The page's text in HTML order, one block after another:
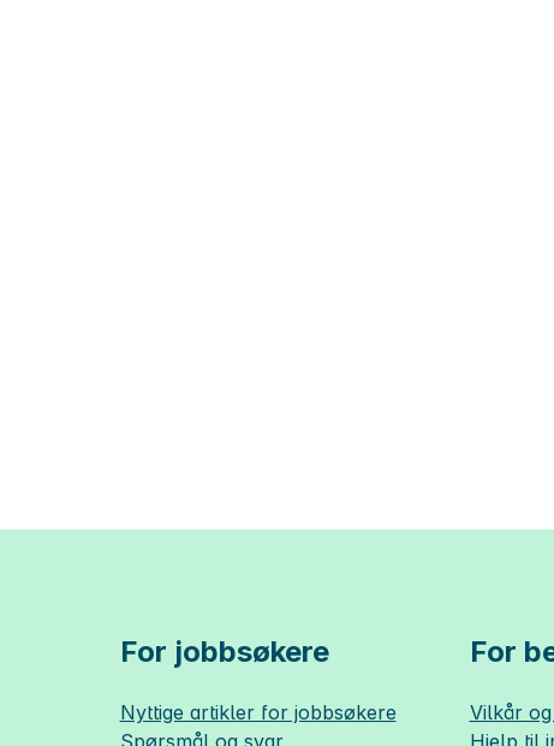
For jobbsøkere
Nyttige artikler for jobbsøkere
Spørsmål og svar
For
Vilkår
Hjelp til